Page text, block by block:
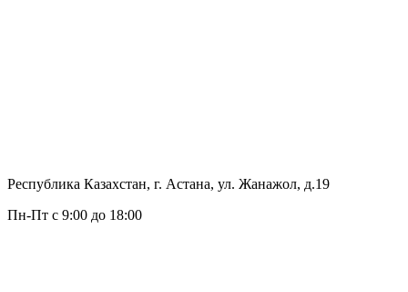
Республика Казахстан, г. Астана, ул. Жанажол, д.19
Пн-Пт с 9:00 до 18:00